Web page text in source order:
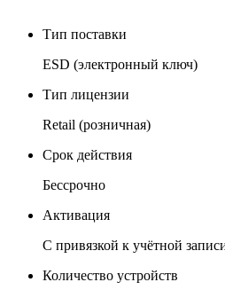
Тип поставки
ESD (электронный ключ)
Тип лицензии
Retail (розничная)
Срок действия
Бессрочно
Активация
С привязкой к учётной
Количество устройств